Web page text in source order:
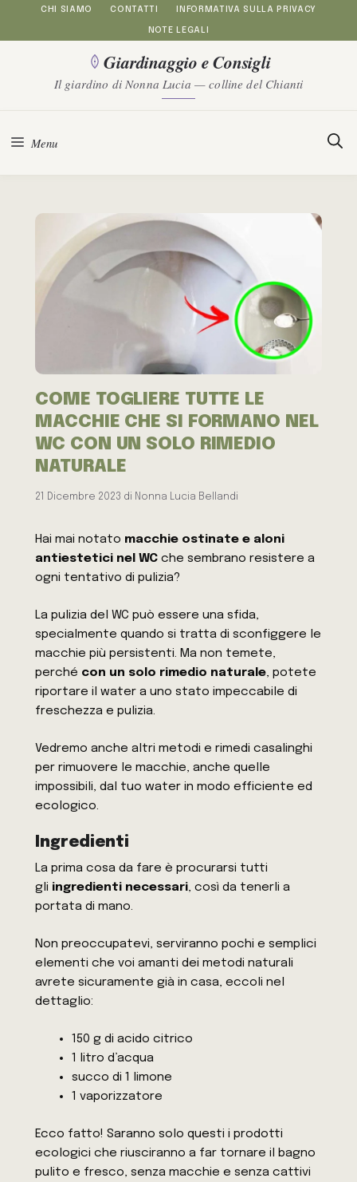
al
contenuto
CHI SIAMO CONTATTI INFORMATIVA SULLA PRIVACY
NOTE LEGALI
Giardinaggio e Consigli
Il giardino di Nonna Lucia — colline del Chianti
Menu
COME TOGLIERE TUTTE LE
MACCHIE CHE SI FORMANO NEL
WC CON UN SOLO RIMEDIO
NATURALE
21 Dicembre 2023 di Nonna Lucia Bellandi
Hai mai notato macchie ostinate e aloni
antiestetici nel WC che sembrano resistere a
ogni tentativo di pulizia?
La pulizia del WC può essere una sfida,
specialmente quando si tratta di sconfiggere le
macchie più persistenti. Ma non temete,
perché con un solo rimedio naturale, potete
riportare il water a uno stato impeccabile di
freschezza e pulizia.
Vedremo anche altri metodi e rimedi casalinghi
per rimuovere le macchie, anche quelle
impossibili, dal tuo water in modo efficiente ed
ecologico.
Ingredienti
La prima cosa da fare è procurarsi tutti
gli ingredienti necessari, così da tenerli a
portata di mano.
Non preoccupatevi, serviranno pochi e semplici
elementi che voi amanti dei metodi naturali
avrete sicuramente già in casa, eccoli nel
dettaglio:
150 g di acido citrico
1 litro d’acqua
succo di 1 limone
1 vaporizzatore
Ecco fatto! Saranno solo questi i prodotti
ecologici che riusciranno a far tornare il bagno
pulito e fresco, senza macchie e senza cattivi